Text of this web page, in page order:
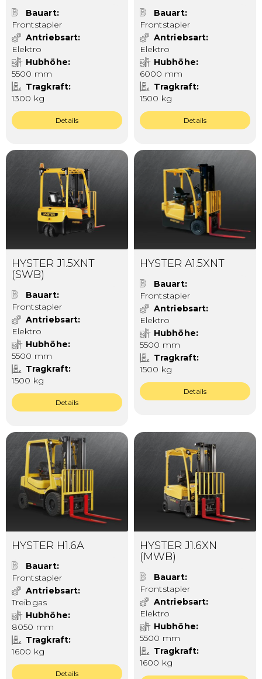
Bauart
Frontstapler
Antriebsart
Elektro
Hubhöhe
5500 mm
Tragkraft
1300 kg
Details
Bauart
Frontstapler
Antriebsart
Elektro
Hubhöhe
6000 mm
Tragkraft
1500 kg
Details
HYSTER J1.5XNT
(SWB)
Bauart
Frontstapler
Antriebsart
Elektro
Hubhöhe
5500 mm
Tragkraft
1500 kg
Details
HYSTER A1.5XNT
Bauart
Frontstapler
Antriebsart
Elektro
Hubhöhe
5500 mm
Tragkraft
1500 kg
Details
HYSTER H1.6A
Bauart
Frontstapler
Antriebsart
Treibgas
Hubhöhe
8050 mm
Tragkraft
1600 kg
Details
HYSTER J1.6XN
(MWB)
Bauart
Frontstapler
Antriebsart
Elektro
Hubhöhe
5500 mm
Tragkraft
1600 kg